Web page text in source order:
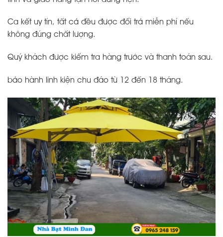
Ca kết uy tín, tất cả đều được đổi trả miễn phí nếu
không đúng chất lượng.
Quý khách được kiểm tra hàng trước và thanh toán sau.
bảo hành linh kiện chu đáo từ 12 đến 18 tháng.